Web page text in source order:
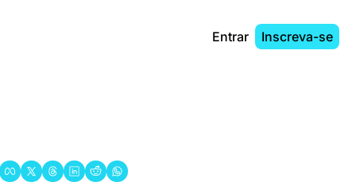
Entrar Inscreva-se